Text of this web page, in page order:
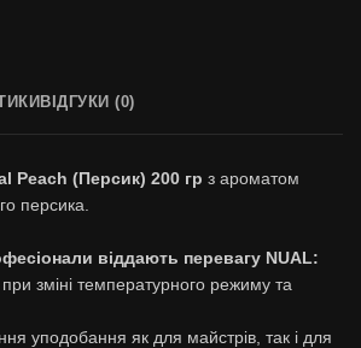
ВІДГУКИ (0)
Peach (Персик) 200 гр з ароматом
персика.
віддають перевагу NUAL:
зміні температурного режиму та
уподобання як для майстрів, так і для